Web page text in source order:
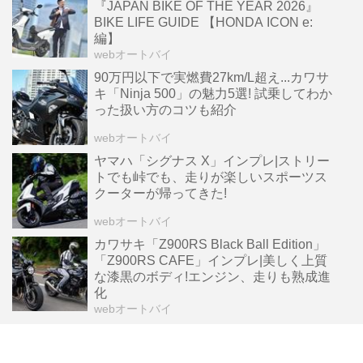
『JAPAN BIKE OF THE YEAR 2026』
BIKE LIFE GUIDE 【HONDA ICON e:
編】
webオートバイ
90万円以下で実燃費27km/L超え...カワサ
キ「Ninja 500」の魅力5選! 試乗してわか
った扱い方のコツも紹介
webオートバイ
ヤマハ「シグナス X」インプレ|ストリー
トでも峠でも、走りが楽しいスポーツス
クーターが帰ってきた!
webオートバイ
カワサキ「Z900RS Black Ball Edition」
「Z900RS CAFE」インプレ|美しく上質
な漆黒のボディ!エンジン、走りも熟成進
化
webオートバイ